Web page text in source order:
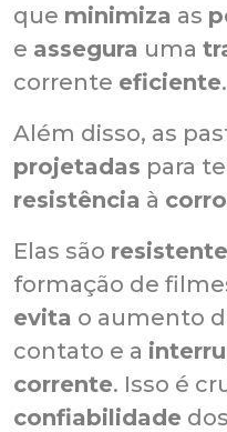
que minimiza as
e assegura uma
corrente eficiente.
Além disso, as
projetadas para
resistência à
Elas são
formação de
evita o aumento
contato e a
corrente. Isso é
confiabilidade